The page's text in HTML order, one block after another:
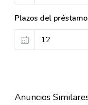
Plazos del
Anuncios